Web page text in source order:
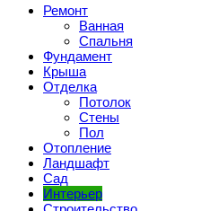
Ремонт
Ванная
Спальня
Фундамент
Крыша
Отделка
Потолок
Стены
Пол
Отопление
Ландшафт
Сад
Интерьер